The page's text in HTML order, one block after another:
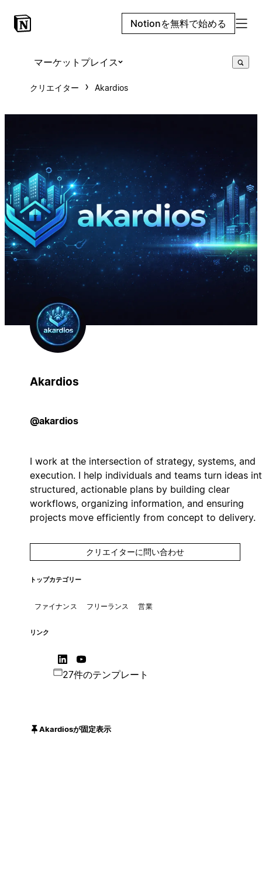
Notionを無料で始める
マーケットプレイス
クリエイター Akardios
Akardios
@akardios
I work at the intersection of strategy, systems, and
execution. I help individuals and teams turn ideas
structured, actionable plans by building clear
workflows, organizing information, and ensuring
projects move efficiently from concept to delivery.
クリエイターに問い合わせ
トップカテゴリー
ファイナンス フリーランス 営業
リンク
27件のテンプレート
Akardiosが固定表示